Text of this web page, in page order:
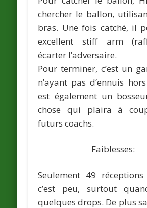
chercher le ballon,
bras. Une fois catché, il
excellent stiff arm
écarter l’adversaire.
Pour terminer, c’est un
n’ayant pas d’ennuis
est également un
chose qui plaira à
futurs coachs.
Faiblesses:
Seulement 49 réceptions
c’est peu, surtout
quelques drops. De plus